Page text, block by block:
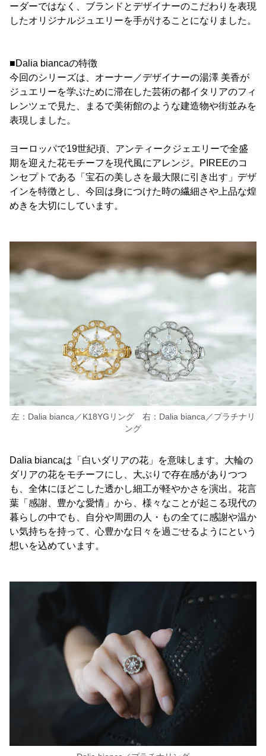
ーダーではなく、ブランドとデザイナーのこだわりを表現
したオリジナルジュエリーを手がけることになりました。
■Dalia biancaの特徴
今回のシリーズは、オーナー／デザイナーの湯澤 美香が
ジュエリーを学ぶために滞在した芸術の都イタリアのフィ
レンツェで見た、まるで美術館のような建造物や街並みを
表現しました。
ヨーロッパで19世紀頃、アンティークジェエリーで全盛
期を迎えた花モチーフを現代風にアレンジ。PIREEのコ
ンセプトである「宝石の美しさを最大限に引き出す」デザ
インを特徴とし、今回は身につけた時の繊細さや上品な煌
めきを大切にしています。
左：Dalia bianca／K18YGリング 右：Dalia bianca／プラチナリ
ング
Dalia biancaは「白いダリアの花」を意味します。大輪の
ダリアの花をモチーフにし、大ぶりで存在感がありつつ
も、全体にほどこした透かし細工が軽やかさを演出。花言
葉「感謝、豊かな愛情」から、様々なことが起こる現代の
暮らしの中でも、自分や周囲の人・もの全てに感謝や温か
い気持ちを持って、心豊かな日々を過ごせるようにという
想いを込めています。